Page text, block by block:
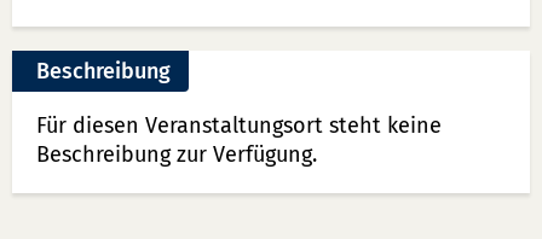
Beschreibung
Für diesen Veranstaltungsort steht keine
Beschreibung zur Verfügung.